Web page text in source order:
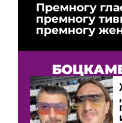
Премногу
премногу
премногу